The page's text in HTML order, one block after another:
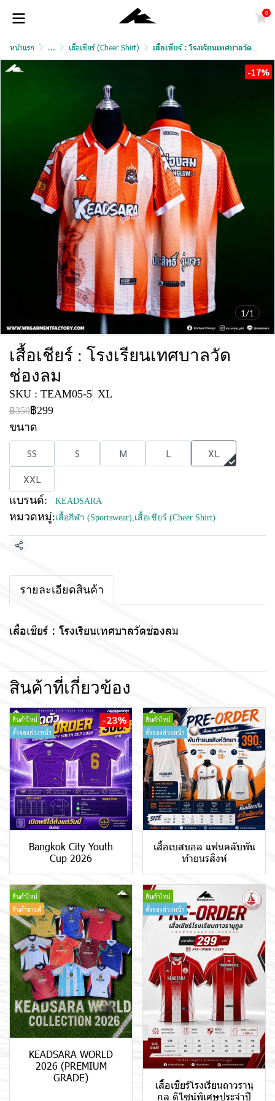
0
หน้าแรก ... เสื้อเชียร์ (Cheer Shirt) เสื้อเชียร์ : โรงเรียนเทศบาลวัดช่องลม
1/1
-17%
เสื้อเชียร์ : โรงเรียนเทศบาลวัด
ช่องลม
SKU : TEAM05-5 XL
฿359฿299
ขนาด
SS S M L
XL
XXL
แบรนด์: KEADSARA
หมวดหมู่:เสื้อกีฬา (Sportswear),เสื้อเชียร์ (Cheer Shirt)
แชร์
รายละเอียดสินค้า
เสื้อเชียร์ : โรงเรียนเทศบาลวัดช่องลม
สินค้าที่เกี่ยวข้อง
สินค้าใหม่
สั่งจองล่วงหน้า
-23%
Bangkok City Youth
Cup 2026
สินค้าใหม่
สั่งจองล่วงหน้า
เสื้อเบสบอล แฟนคลับพัน
ท้ายนรสิงห์
สินค้าใหม่
สินค้าขายดี
KEADSARA WORLD
2026 (PREMIUM
GRADE)
สินค้าใหม่
สั่งจองล่วงหน้า
เสื้อเชียร์โรงเรียนถาวรานุ
กูล ดีไซน์พิเศษประจำปี